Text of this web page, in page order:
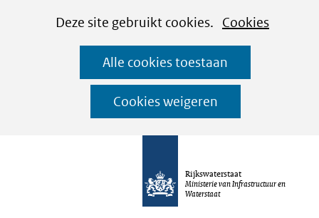
CookiesDeze site gebruikt cookies. Cookies
Alle cookies toestaan
Cookies weigeren
Ga
naar
de
inhoud
Rijkswaterstaat
Ministerie van Infrastructuur en
Waterstaat